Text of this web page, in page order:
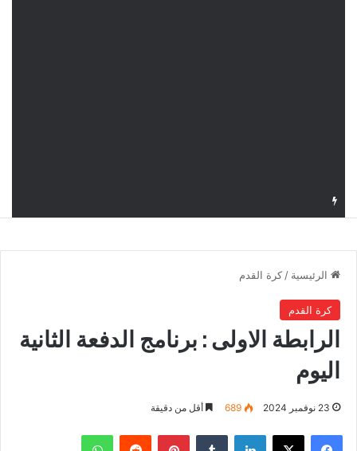
الرئيسية / كرة القدم
كرة القدم
الرابطة الاولى : برنامج الدفعة الثانية
اليوم
23 نوفمبر 2024 689 أقل من دقيقة
فيسبوك ‫X لينكدإن بينتيريست واتساب